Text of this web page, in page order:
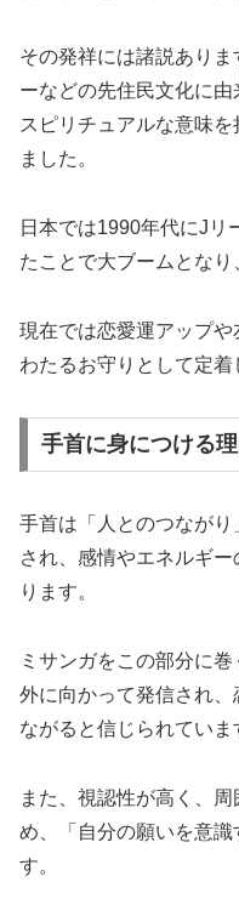
その発祥には諸説あり
ーなどの先住民文化に
スピリチュアルな意味
ました。
日本では1990年代にJリ
たことで大ブームとなり
現在では恋愛運アップ
わたるお守りとして定着
手首に身につける
手首は「人とのつなが
され、感情やエネルギ
ります。
ミサンガをこの部分に
外に向かって発信され
ながると信じられていま
また、視認性が高く、
め、「自分の願いを意
す。